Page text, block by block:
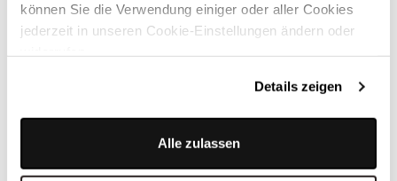
können Sie die Verwendung einiger oder aller Cookies
jederzeit in unseren Cookie-Einstellungen ändern oder
Details zeigen
Alle zulassen